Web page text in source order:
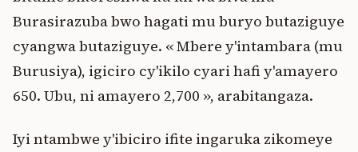
Burasirazuba bwo hagati mu buryo butaziguye
cyangwa butaziguye. « Mbere y'intambara (mu
Burusiya), igiciro cy'ikilo cyari hafi y'amayero
650. Ubu, ni amayero 2,700 », arabitangaza.
Iyi ntambwe y'ibiciro ifite ingaruka zikomeye